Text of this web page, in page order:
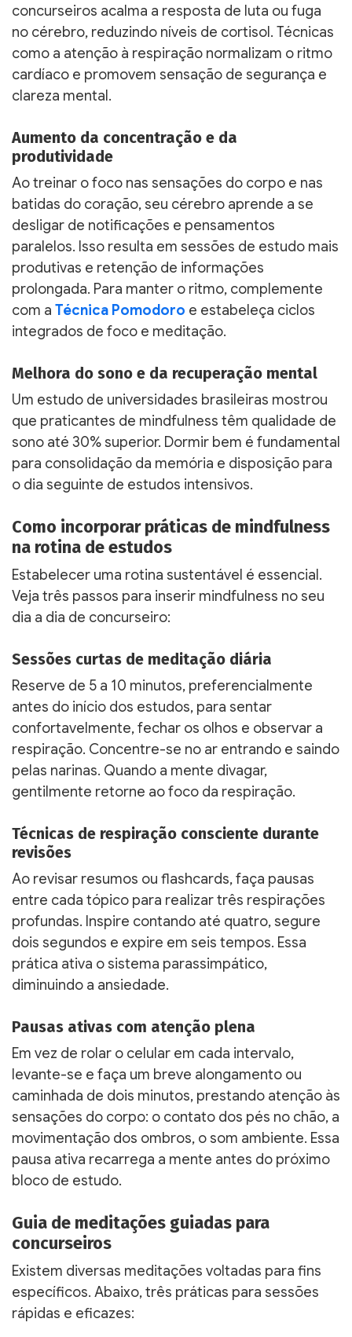
concurseiros acalma a resposta de luta ou fuga
no cérebro, reduzindo níveis de cortisol. Técnicas
como a atenção à respiração normalizam o ritmo
cardíaco e promovem sensação de segurança e
clareza mental.
Aumento da concentração e da
produtividade
Ao treinar o foco nas sensações do corpo e nas
batidas do coração, seu cérebro aprende a se
desligar de notificações e pensamentos
paralelos. Isso resulta em sessões de estudo mais
produtivas e retenção de informações
prolongada. Para manter o ritmo, complemente
com a Técnica Pomodoro e estabeleça ciclos
integrados de foco e meditação.
Melhora do sono e da recuperação mental
Um estudo de universidades brasileiras mostrou
que praticantes de mindfulness têm qualidade de
sono até 30% superior. Dormir bem é fundamental
para consolidação da memória e disposição para
o dia seguinte de estudos intensivos.
Como incorporar práticas de mindfulness
na rotina de estudos
Estabelecer uma rotina sustentável é essencial.
Veja três passos para inserir mindfulness no seu
dia a dia de concurseiro:
Sessões curtas de meditação diária
Reserve de 5 a 10 minutos, preferencialmente
antes do início dos estudos, para sentar
confortavelmente, fechar os olhos e observar a
respiração. Concentre-se no ar entrando e saindo
pelas narinas. Quando a mente divagar,
gentilmente retorne ao foco da respiração.
Técnicas de respiração consciente durante
revisões
Ao revisar resumos ou flashcards, faça pausas
entre cada tópico para realizar três respirações
profundas. Inspire contando até quatro, segure
dois segundos e expire em seis tempos. Essa
prática ativa o sistema parassimpático,
diminuindo a ansiedade.
Pausas ativas com atenção plena
Em vez de rolar o celular em cada intervalo,
levante-se e faça um breve alongamento ou
caminhada de dois minutos, prestando atenção às
sensações do corpo: o contato dos pés no chão, a
movimentação dos ombros, o som ambiente. Essa
pausa ativa recarrega a mente antes do próximo
bloco de estudo.
Guia de meditações guiadas para
concurseiros
Existem diversas meditações voltadas para fins
específicos. Abaixo, três práticas para sessões
rápidas e eficazes: